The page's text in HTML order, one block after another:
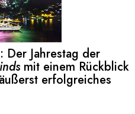
Jahrestag der
mit einem Rückblick
erfolgreiches